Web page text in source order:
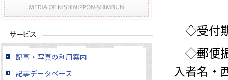
◇受付
◇郵便
入者名・
記事・写真の利用案内
記事データベース